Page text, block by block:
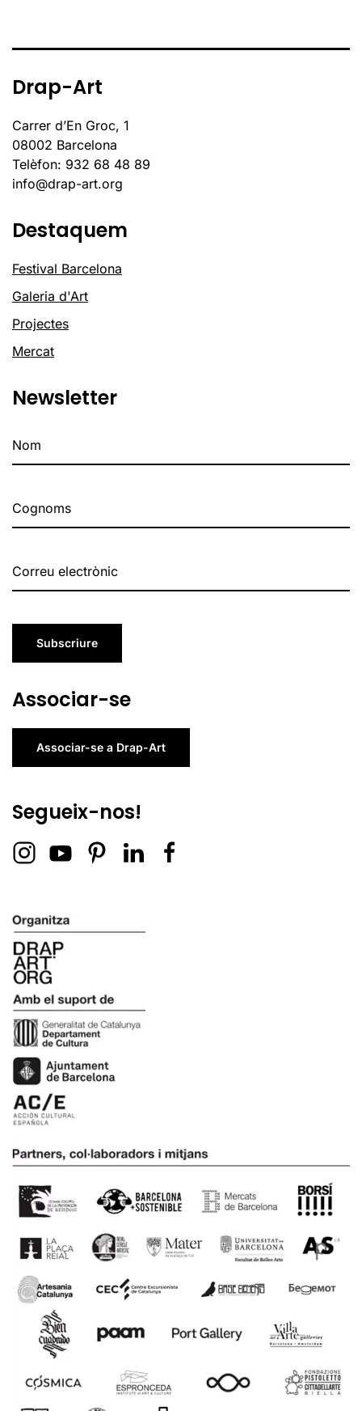
Drap-Art
Carrer d’En Groc, 1
08002 Barcelona
Telèfon: 932 68 48 89
info@drap-art.org
Destaquem
Festival Barcelona
Galeria d'Art
Projectes
Mercat
Newsletter
Subscriure
Associar-se
Associar-se a Drap-Art
Segueix-nos!